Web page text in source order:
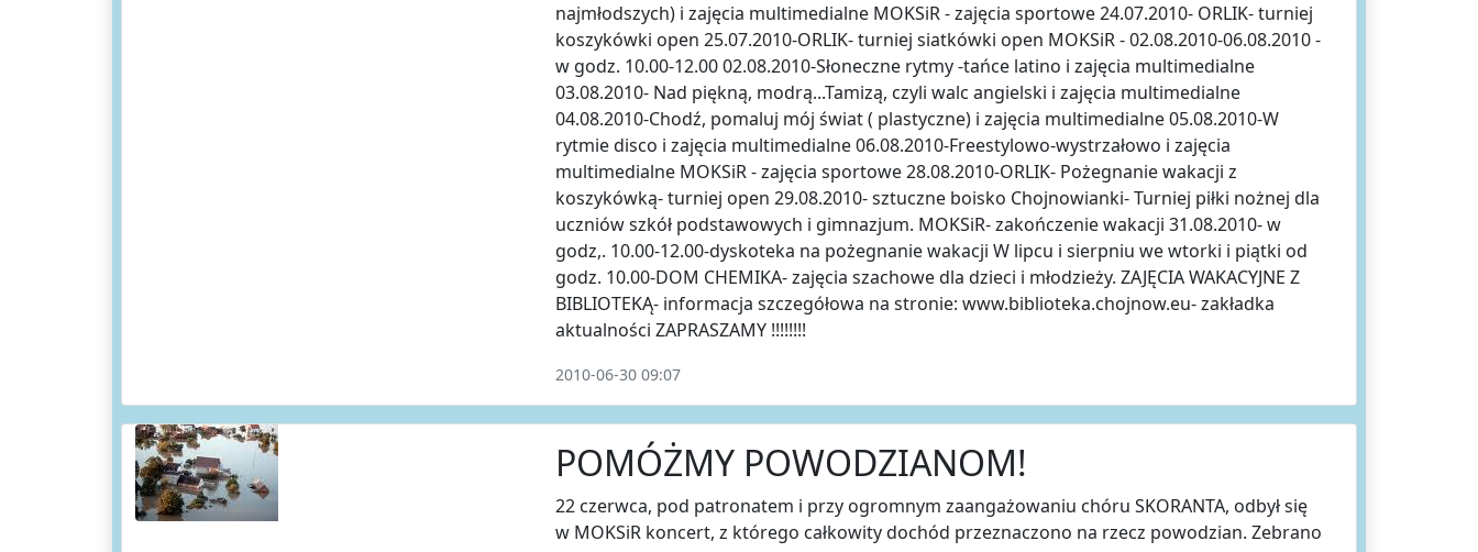
najmłodszych) i zajęcia multimedialne MOKSiR - zajęcia sportowe 24.07.2010- ORLIK- turniej
koszykówki open 25.07.2010-ORLIK- turniej siatkówki open MOKSiR - 02.08.2010-06.08.2010 -
w godz. 10.00-12.00 02.08.2010-Słoneczne rytmy -tańce latino i zajęcia multimedialne
03.08.2010- Nad piękną, modrą...Tamizą, czyli walc angielski i zajęcia multimedialne
04.08.2010-Chodź, pomaluj mój świat ( plastyczne) i zajęcia multimedialne 05.08.2010-W
rytmie disco i zajęcia multimedialne 06.08.2010-Freestylowo-wystrzałowo i zajęcia
multimedialne MOKSiR - zajęcia sportowe 28.08.2010-ORLIK- Pożegnanie wakacji z
koszykówką- turniej open 29.08.2010- sztuczne boisko Chojnowianki- Turniej piłki nożnej dla
uczniów szkół podstawowych i gimnazjum. MOKSiR- zakończenie wakacji 31.08.2010- w
godz,. 10.00-12.00-dyskoteka na pożegnanie wakacji W lipcu i sierpniu we wtorki i piątki od
godz. 10.00-DOM CHEMIKA- zajęcia szachowe dla dzieci i młodzieży. ZAJĘCIA WAKACYJNE Z
BIBLIOTEKĄ- informacja szczegółowa na stronie: www.biblioteka.chojnow.eu- zakładka
aktualności ZAPRASZAMY !!!!!!!!
2010-06-30 09:07
POMÓŻMY POWODZIANOM!
22 czerwca, pod patronatem i przy ogromnym zaangażowaniu chóru SKORANTA, odbył się
w MOKSiR koncert, z którego całkowity dochód przeznaczono na rzecz powodzian. Zebrano